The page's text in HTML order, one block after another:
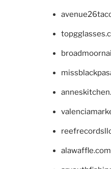
alawaffle.com